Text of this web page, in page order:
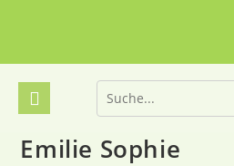
Emilie Sophie